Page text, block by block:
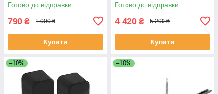
Готово до відправки
790 ₴ 1 000 ₴
Купити
Готово до відправки
4 420 ₴ 5 200 ₴
Купити
–10% –10%